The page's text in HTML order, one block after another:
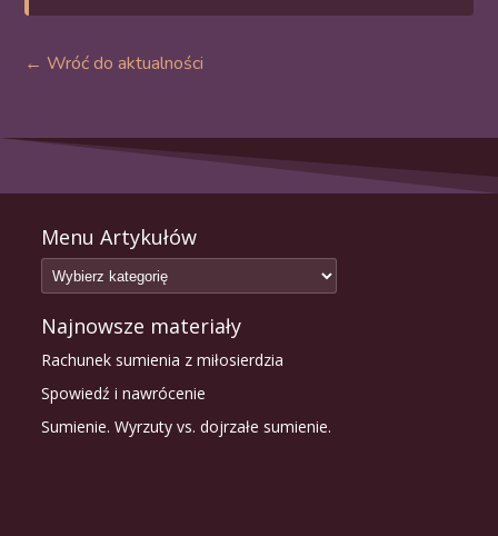
← Wróć do aktualności
Menu Artykułów
Najnowsze materiały
Rachunek sumienia z miłosierdzia
Spowiedź i nawrócenie
Sumienie. Wyrzuty vs. dojrzałe sumienie.